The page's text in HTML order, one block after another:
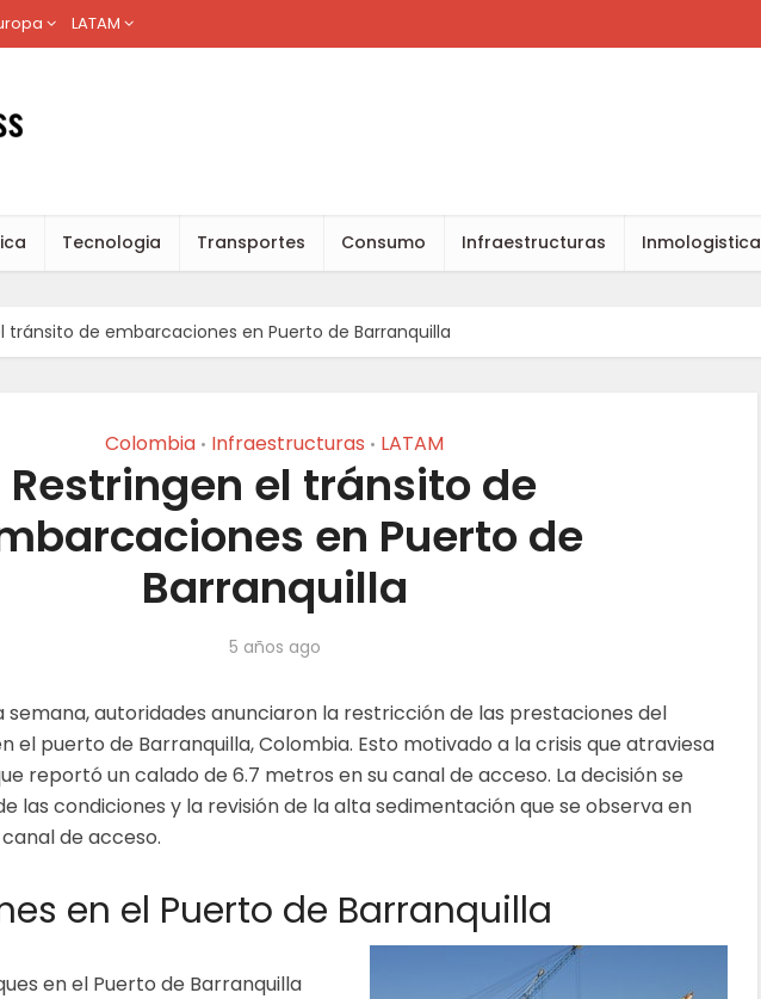
LATAM
Tecnologia Transportes Consumo Infraestructuras Inmologistica
tránsito de embarcaciones en Puerto de Barranquilla
Colombia • Infraestructuras • LATAM
Restringen el tránsito de
en Puerto de
Barranquilla
5 años ago
semana, autoridades anunciaron la restricción de las prestaciones del
el puerto de Barranquilla, Colombia. Esto motivado a la crisis que atraviesa
reportó un calado de 6.7 metros en su canal de acceso. La decisión se
las condiciones y la revisión de la alta sedimentación que se observa en
de acceso.
en el Puerto de Barranquilla
en el Puerto de Barranquilla